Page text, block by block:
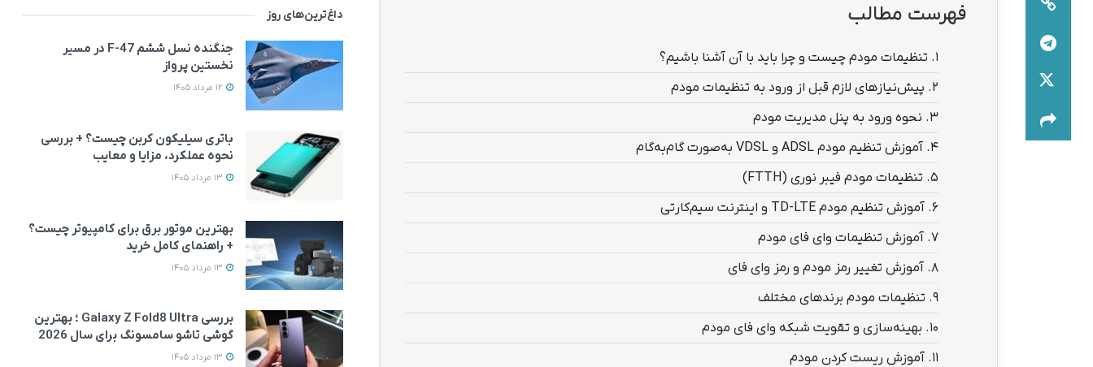
فهرست مطالب
1. تنظیمات مودم چیست و چرا باید با آن آشنا باشیم؟
2. پیش‌نیازهای لازم قبل از ورود به تنظیمات مودم
3. نحوه ورود به پنل مدیریت مودم
4. آموزش تنظیم مودم ADSL و VDSL به‌صورت گام‌به‌گام
5. تنظیمات مودم فیبر نوری (FTTH)
6. آموزش تنظیم مودم TD-LTE و اینترنت سیم‌کارتی
7. آموزش تنظیمات وای فای مودم
8. آموزش تغییر رمز مودم و رمز وای فای
9. تنظیمات مودم برندهای مختلف
10. بهینه‌سازی و تقویت شبکه وای فای مودم
11. آموزش ریست کردن مودم
داغ‌ترین‌های روز
جنگنده نسل ششم F-47 در مسیر
نخستین پرواز
باتری سیلیکون کربن چیست؟ + بررسی
نحوه عملکرد، مزایا و معایب
بهترین موتور برق برای کامپیوتر چیست؟
+ راهنمای کامل خرید
بررسی Galaxy Z Fold8 Ultra ؛ بهترین
گوشی تاشو سامسونگ برای سال 2026